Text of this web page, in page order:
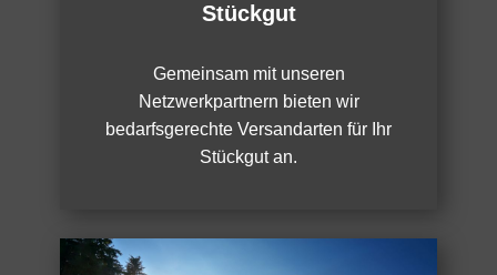
Stückgut
Gemeinsam mit unseren
Netzwerkpartnern bieten wir
bedarfsgerechte Versandarten für Ihr
Stückgut an.